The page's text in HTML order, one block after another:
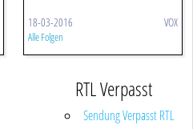
18-03-2016 VOX
Alle Folgen
RTL Verpasst
Sendung Verpasst RTL